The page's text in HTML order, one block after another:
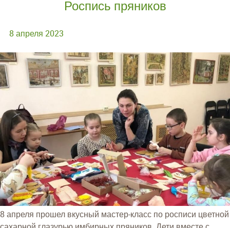
Роспись пряников
8 апреля 2023
8 апреля прошел вкусный мастер-класс по росписи цветной